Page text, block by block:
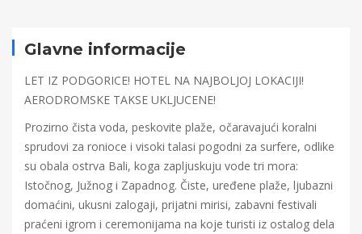
Glavne informacije
LET IZ PODGORICE! HOTEL NA NAJBOLJOJ LOKACIJI!
AERODROMSKE TAKSE UKLJUCENE!
Prozirno čista voda, peskovite plaže, očaravajući koralni
sprudovi za ronioce i visoki talasi pogodni za surfere, odlike
su obala ostrva Bali, koga zapljuskuju vode tri mora:
Istočnog, Južnog i Zapadnog. Čiste, uređene plaže, ljubazni
domaćini, ukusni zalogaji, prijatni mirisi, zabavni festivali
praćeni igrom i ceremonijama na koje turisti iz ostalog dela